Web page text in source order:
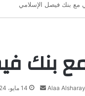
مع بنك فيصل الإسلامي
بنك
Alaa 14 مايو، 2024